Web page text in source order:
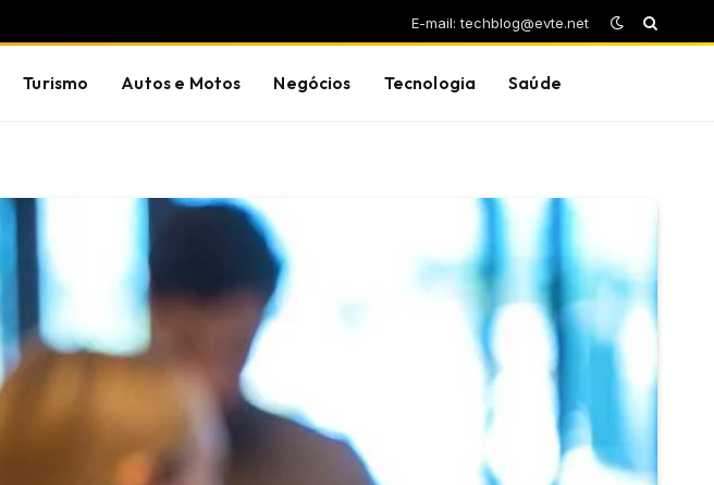
E-mail: techblog@evte.net
Turismo Autos e Motos Negócios Tecnologia Saúde